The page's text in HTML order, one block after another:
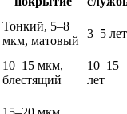
Тонкий, 5–8
мкм, матовый
3–5 лет
10–15 мкм,
блестящий
10–15
лет